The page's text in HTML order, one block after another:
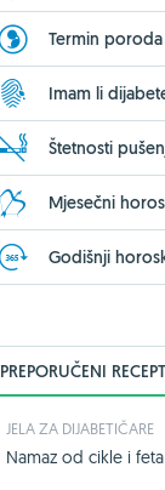
Termin poroda
Imam li
Štetnosti
Mjesečni
Godišnji
PREPORUČENI
JELA ZA DIJABETIČARE
Namaz od cikle i